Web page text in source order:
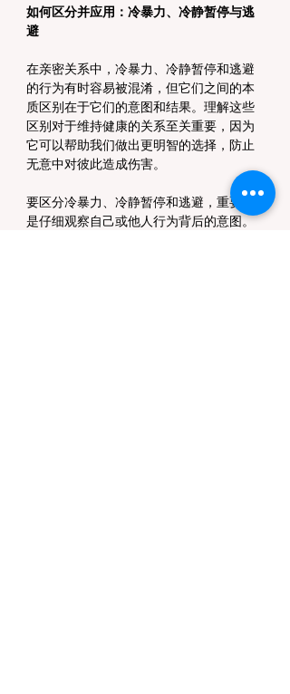
如何区分并应用：冷暴力、冷静暂停与逃
避
在亲密关系中，冷暴力、冷静暂停和逃避
的行为有时容易被混淆，但它们之间的本
质区别在于它们的意图和结果。理解这些
区别对于维持健康的关系至关重要，因为
它可以帮助我们做出更明智的选择，防止
无意中对彼此造成伤害。
要区分冷暴力、冷静暂停和逃避，重要的
是仔细观察自己或他人行为背后的意图。